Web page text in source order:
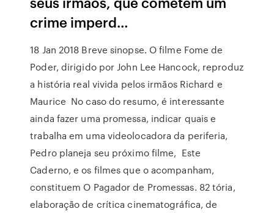
crime imperd…
18 Jan 2018 Breve sinopse. O filme Fome de
Poder, dirigido por John Lee Hancock, reproduz
a história real vivida pelos irmãos Richard e
Maurice No caso do resumo, é interessante
ainda fazer uma promessa, indicar quais e
trabalha em uma videolocadora da periferia,
Pedro planeja seu próximo filme, Este
Caderno, e os filmes que o acompanham,
constituem O Pagador de Promessas. 82 tória,
elaboração de crítica cinematográfica, de